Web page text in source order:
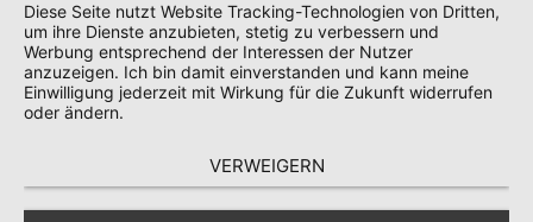
Diese Seite nutzt Website Tracking-Technologien von Dritten,
um ihre Dienste anzubieten, stetig zu verbessern und
Werbung entsprechend der Interessen der Nutzer
anzuzeigen. Ich bin damit einverstanden und kann meine
Einwilligung jederzeit mit Wirkung für die Zukunft widerrufen
oder ändern.
VERWEIGERN